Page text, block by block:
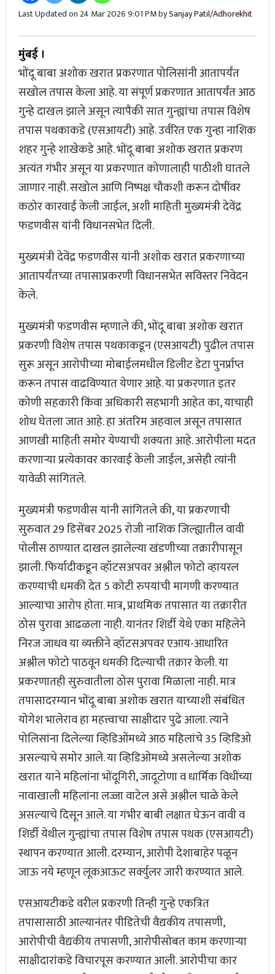
Last Updated on 24 Mar 2026 9:01 PM bySanjay Patil/Adhorekhit
मुंबई ।
भोंदू बाबा अशोक खरात प्रकरणात पोलिसांनी आतापर्यंत
सखोल तपास केला आहे. या संपूर्ण प्रकरणात आतापर्यंत आठ
गुन्हे दाखल झाले असून त्यापैकी सात गुन्ह्यांचा तपास विशेष
तपास पथकाकडे (एसआयटी) आहे. उर्वरित एक गुन्हा नाशिक
शहर गुन्हे शाखेकडे आहे. भोंदू बाबा अशोक खरात प्रकरण
अत्यंत गंभीर असून या प्रकरणात कोणालाही पाठीशी घातले
जाणार नाही. सखोल आणि निष्पक्ष चौकशी करून दोषींवर
कठोर कारवाई केली जाईल, अशी माहिती मुख्यमंत्री देवेंद्र
फडणवीस यांनी विधानसभेत दिली.
मुख्यमंत्री देवेंद्र फडणवीस यांनी अशोक खरात प्रकरणाच्या
आतापर्यंतच्या तपासाप्रकरणी विधानसभेत सविस्तर निवेदन
केले.
मुख्यमंत्री फडणवीस म्हणाले की, भोंदू बाबा अशोक खरात
प्रकरणी विशेष तपास पथकाकडून (एसआयटी) पुढील तपास
सुरू असून आरोपीच्या मोबाईलमधील डिलीट डेटा पुनर्प्राप्त
करून तपास वाढविण्यात येणार आहे. या प्रकरणात इतर
कोणी सहकारी किंवा अधिकारी सहभागी आहेत का, याचाही
शोध घेतला जात आहे. हा अंतरिम अहवाल असून तपासात
आणखी माहिती समोर येण्याची शक्यता आहे. आरोपीला मदत
करणाऱ्या प्रत्येकावर कारवाई केली जाईल, असेही त्यांनी
यावेळी सांगितले.
मुख्यमंत्री फडणवीस यांनी सांगितले की, या प्रकरणाची
सुरुवात 29 डिसेंबर 2025 रोजी नाशिक जिल्ह्यातील वावी
पोलीस ठाण्यात दाखल झालेल्या खंडणीच्या तक्रारीपासून
झाली. फिर्यादीकडून व्हॉटसअपवर अश्लील फोटो व्हायरल
करण्याची धमकी देत 5 कोटी रुपयांची मागणी करण्यात
आल्याचा आरोप होता. मात्र, प्राथमिक तपासात या तक्रारीत
ठोस पुरावा आढळला नाही. यानंतर शिर्डी येथे एका महिलेने
निरज जाधव या व्यक्तीने व्हॉटसअपवर एआय-आधारित
अश्लील फोटो पाठवून धमकी दिल्याची तक्रार केली. या
प्रकरणातही सुरुवातीला ठोस पुरावा मिळाला नाही. मात्र
तपासादरम्यान भोंदू बाबा अशोक खरात याच्याशी संबंधित
योगेश भालेराव हा महत्त्वाचा साक्षीदार पुढे आला. त्याने
पोलिसांना दिलेल्या व्हिडिओंमध्ये आठ महिलांचे 35 व्हिडिओ
असल्याचे समोर आले. या व्हिडिओमध्ये असलेल्या अशोक
खरात याने महिलांना भोंदूगिरी, जादूटोणा व धार्मिक विधींच्या
नावाखाली महिलांना लज्जा वाटेल असे अश्लील चाळे केले
असल्याचे दिसून आले. या गंभीर बाबी लक्षात घेऊन वावी व
शिर्डी येथील गुन्ह्यांचा तपास विशेष तपास पथक (एसआयटी)
स्थापन करण्यात आली. दरम्यान, आरोपी देशाबाहेर पळून
जाऊ नये म्हणून लूकआऊट सर्क्युलर जारी करण्यात आले.
एसआयटीकडे वरील प्रकरणी तिन्ही गुन्हे एकत्रित
तपासासाठी आल्यानंतर पीडितेची वैद्यकीय तपासणी,
आरोपीची वैद्यकीय तपासणी, आरोपीसोबत काम करणाऱ्या
साक्षीदारांकडे विचारपूस करण्यात आली. आरोपीचा कार